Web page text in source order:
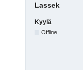
Lassek
Kyylä
Offline